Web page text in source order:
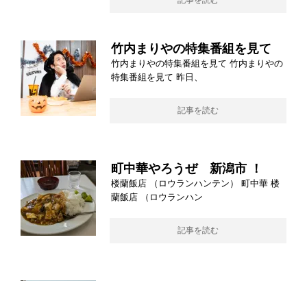
竹内まりやの特集番組を見て
竹内まりやの特集番組を見て 竹内まりやの
特集番組を見て 昨日、
記事を読む
町中華やろうぜ 新潟市 ！
楼蘭飯店 （ロウランハンテン） 町中華 楼
蘭飯店 （ロウランハン
記事を読む